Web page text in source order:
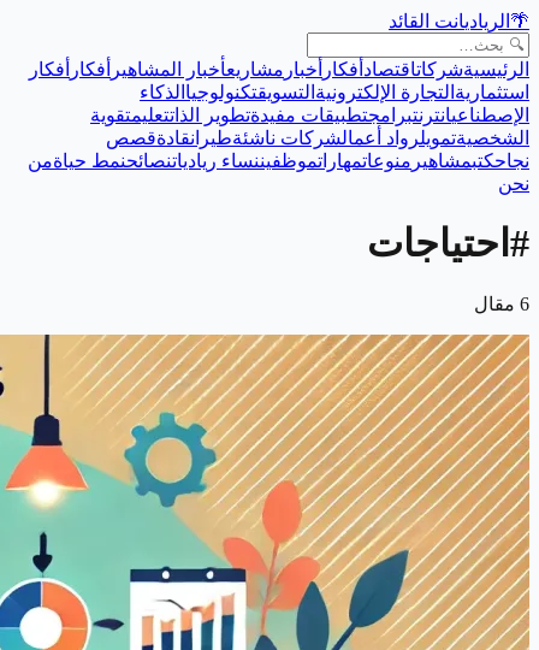
🌴 الرياديانت القائد
الرئيسيةشركاتاقتصاد أفكار أخبار مشاريعأخبار المشاهير أفكار أفكار
استثمارية التجارة الإلكترونية التسويقتكنولوجيا الذكاء
الإصطناعيانترنتبرامجتطبيقات مفيدةتطوير الذاتتعليمتقوية
الشخصيةتمويلرواد أعمالشركات ناشئةطيرانقادةقصص
نجاحكتبمشاهير منوعاتمهاراتموظفيننساء ريادياتنصائحنمط حياةمن
نحن
# احتياجات
6 مقال